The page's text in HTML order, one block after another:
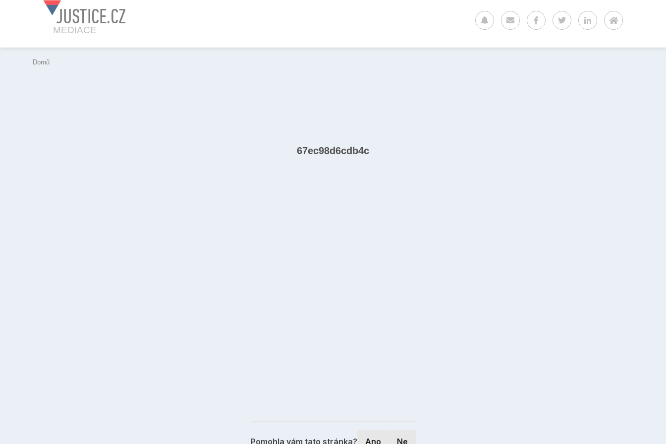
JUSTICE.CZ
MEDIACE
Domů
67ec98d6cdb4c
Pomohla vám tato stránka? Ano Ne